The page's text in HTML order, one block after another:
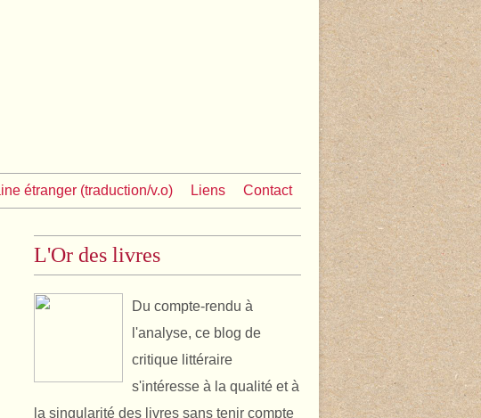
étranger (traduction/v.o) Liens Contact
L'Or des livres
Du compte-rendu à
l'analyse, ce blog de
critique littéraire
s'intéresse à la qualité et à
la singularité des livres sans tenir compte